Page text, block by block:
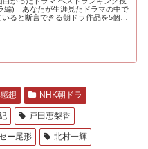
編) あなたが生涯見たドラマの中で
ると断言できる朝ドラ作品を5個選
想 NHK朝ドラ
戸田恵梨香
ー尾形 北村一輝